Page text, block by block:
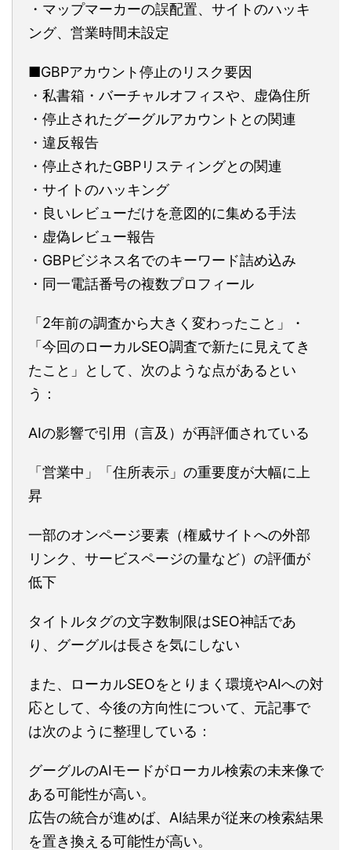
・マップマーカーの誤配置、サイトのハッキ
ング、営業時間未設定
■GBPアカウント停止のリスク要因
・私書箱・バーチャルオフィスや、虚偽住所
・停止されたグーグルアカウントとの関連
・違反報告
・停止されたGBPリスティングとの関連
・サイトのハッキング
・良いレビューだけを意図的に集める手法
・虚偽レビュー報告
・GBPビジネス名でのキーワード詰め込み
・同一電話番号の複数プロフィール
「2年前の調査から大きく変わったこと」・
「今回のローカルSEO調査で新たに見えてき
たこと」として、次のような点があるとい
う：
AIの影響で引用（言及）が再評価されている
「営業中」「住所表示」の重要度が大幅に上
昇
一部のオンページ要素（権威サイトへの外部
リンク、サービスページの量など）の評価が
低下
タイトルタグの文字数制限はSEO神話であ
り、グーグルは長さを気にしない
また、ローカルSEOをとりまく環境やAIへの対
応として、今後の方向性について、元記事で
は次のように整理している：
グーグルのAIモードがローカル検索の未来像で
ある可能性が高い。
広告の統合が進めば、AI結果が従来の検索結果
を置き換える可能性が高い。